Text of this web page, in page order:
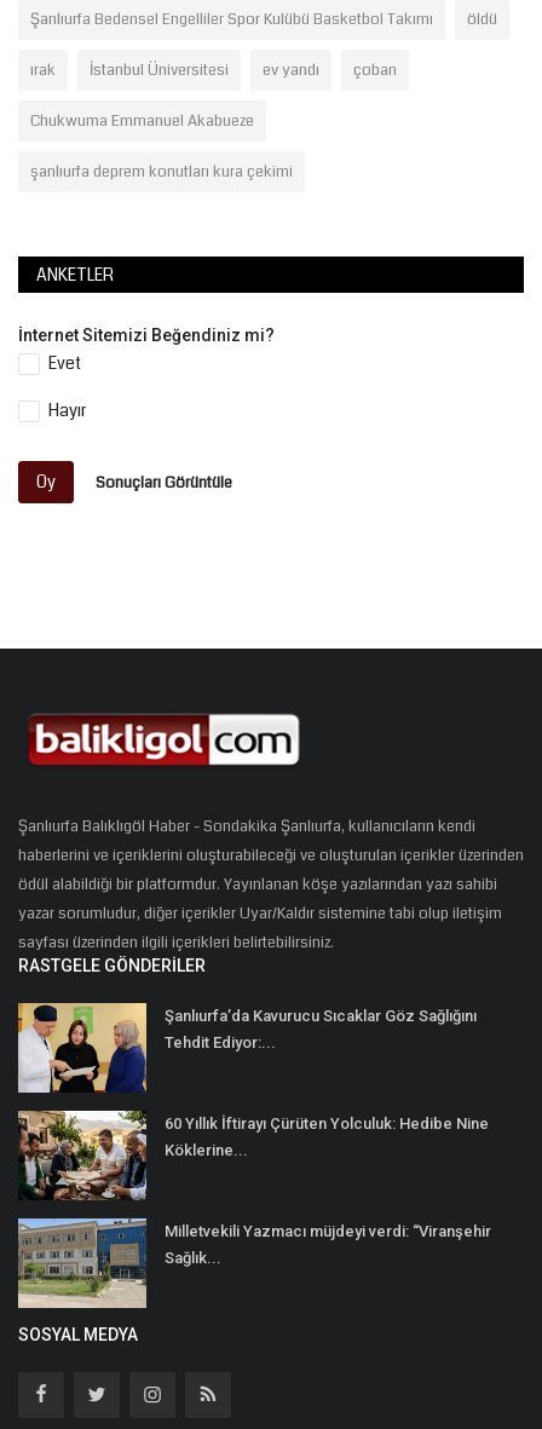
Şanlıurfa Bedensel Engelliler Spor Kulübü Basketbol Takımı öldü
ırak İstanbul Üniversitesi ev yandı çoban
Chukwuma Emmanuel Akabueze
şanlıurfa deprem konutları kura çekimi
ANKETLER
İnternet Sitemizi Beğendiniz mi?
Evet
Hayır
Oy Sonuçları Görüntüle
Şanlıurfa Balıklıgöl Haber - Sondakika Şanlıurfa, kullanıcıların kendi
haberlerini ve içeriklerini oluşturabileceği ve oluşturulan içerikler üzerinden
ödül alabildiği bir platformdur. Yayınlanan köşe yazılarından yazı sahibi
yazar sorumludur, diğer içerikler Uyar/Kaldır sistemine tabi olup iletişim
sayfası üzerinden ilgili içerikleri belirtebilirsiniz.
RASTGELE GÖNDERILER
Şanlıurfa’da Kavurucu Sıcaklar Göz Sağlığını
Tehdit Ediyor:...
60 Yıllık İftirayı Çürüten Yolculuk: Hedibe Nine
Köklerine...
Milletvekili Yazmacı müjdeyi verdi: “Viranşehir
Sağlık...
SOSYAL MEDYA